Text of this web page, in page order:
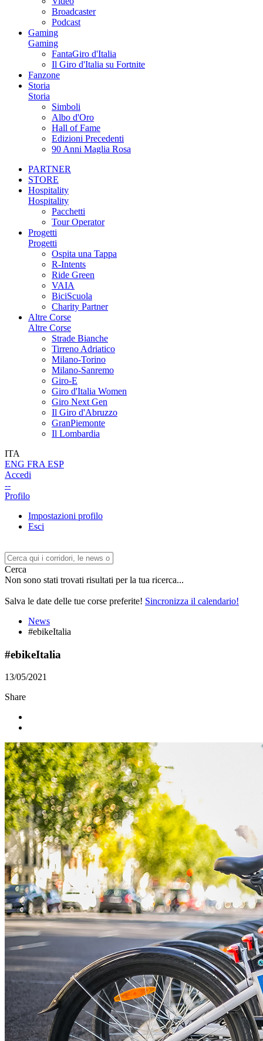
Broadcaster
Podcast
Gaming
Gaming
FantaGiro d'Italia
Il Giro d'Italia su Fortnite
Fanzone
Storia
Storia
Simboli
Albo d'Oro
Hall of Fame
Edizioni Precedenti
90 Anni Maglia Rosa
PARTNER
STORE
Hospitality
Hospitality
Pacchetti
Tour Operator
Progetti
Progetti
Ospita una Tappa
R-Intents
Ride Green
VAIA
BiciScuola
Charity Partner
Altre Corse
Altre Corse
Strade Bianche
Tirreno Adriatico
Milano-Torino
Milano-Sanremo
Giro-E
Giro d'Italia Women
Giro Next Gen
Il Giro d'Abruzzo
GranPiemonte
Il Lombardia
ITA
ENG FRA ESP
Accedi
--
Profilo
Impostazioni profilo
Esci
Cerca
Non sono stati trovati risultati per la tua ricerca...
Salva le date delle tue corse preferite! Sincronizza il calendario!
News
#ebikeItalia
#ebikeItalia
13/05/2021
Share